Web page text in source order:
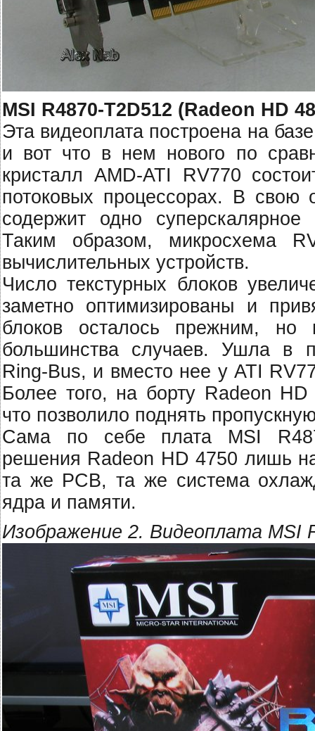
MSI R4870-T2D512 (Radeon HD
Эта видеоплата построена на
и вот что в нем нового по
кристалл AMD-ATI RV770
потоковых процессорах. В свою
содержит одно
Таким образом, микросхема
вычислительных устройств.
Число текстурных блоков
заметно оптимизированы и
блоков осталось прежним, но
большинства случаев. Ушла в
Ring-Bus, и вместо нее у ATI
Более того, на борту Radeon
что позволило поднять
Сама по себе плата MSI
решения Radeon HD 4750 лишь
та же PCB, та же система
ядра и памяти.
Изображение 2. Видеоплата MSI